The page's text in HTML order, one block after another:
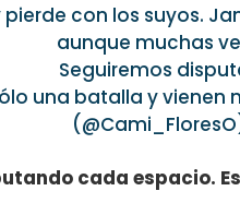
pierde con los suyos.
aunque muchas
Seguiremos
una batalla y
cada espacio.